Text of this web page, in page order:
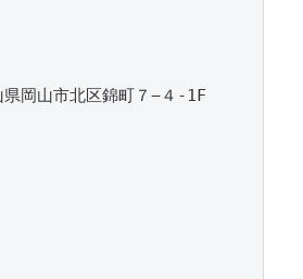
岡山市北区錦町７−４-1F